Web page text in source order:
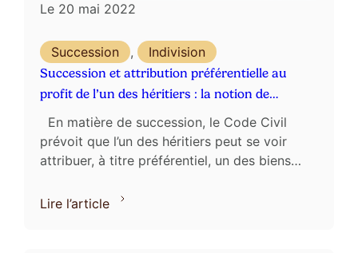
Le 20 mai 2022
Succession , Indivision
Succession et attribution préférentielle au
profit de l’un des héritiers : la notion de
résidence effective
En matière de succession, le Code Civil
prévoit que l’un des héritiers peut se voir
attribuer, à titre préférentiel, un des biens
...
Lire l’article